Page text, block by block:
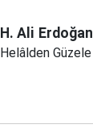
H. Ali Erdoğan
Helâlden Güzele